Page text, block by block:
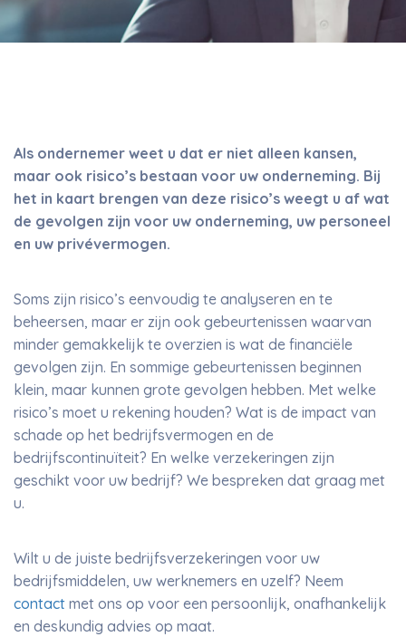
Als ondernemer weet u dat er niet alleen kansen,
maar ook risico’s bestaan voor uw onderneming. Bij
het in kaart brengen van deze risico’s weegt u af wat
de gevolgen zijn voor uw onderneming, uw personeel
en uw privévermogen.
Soms zijn risico’s eenvoudig te analyseren en te
beheersen, maar er zijn ook gebeurtenissen waarvan
minder gemakkelijk te overzien is wat de financiële
gevolgen zijn. En sommige gebeurtenissen beginnen
klein, maar kunnen grote gevolgen hebben. Met welke
risico’s moet u rekening houden? Wat is de impact van
schade op het bedrijfsvermogen en de
bedrijfscontinuïteit? En welke verzekeringen zijn
geschikt voor uw bedrijf? We bespreken dat graag met
u.
Wilt u de juiste bedrijfsverzekeringen voor uw
bedrijfsmiddelen, uw werknemers en uzelf? Neem
contact met ons op voor een persoonlijk, onafhankelijk
en deskundig advies op maat.